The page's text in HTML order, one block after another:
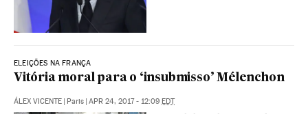
ELEIÇÕES NA FRANÇA
Vitória moral para o ‘insubmisso’ Mélenchon
ÁLEX VICENTE Paris APR 24, 2017 - 12:09 EDT